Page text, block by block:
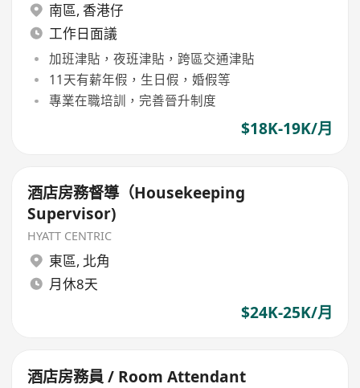
南區, 香港仔
工作日面議
加班津貼，夜班津貼，跨區交通津貼
11天有薪年假，生日假，婚假等
專業在職培訓，完善晉升制度
$18K-19K/月
酒店房務督導（Housekeeping
Supervisor)
HYATT CENTRIC
東區, 北角
月休8天
$24K-25K/月
酒店房務員 / Room Attendant